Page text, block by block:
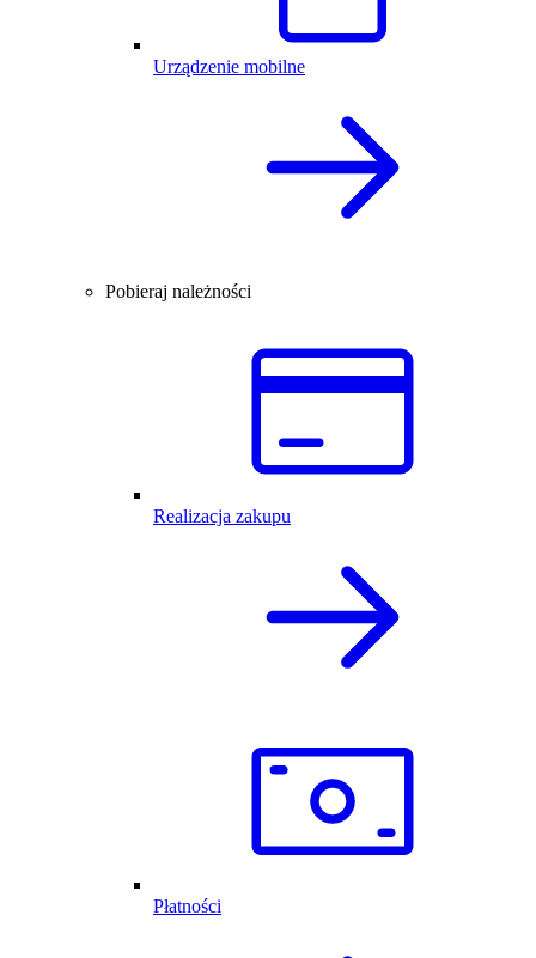
Urządzenie mobilne
Pobieraj należności
Realizacja zakupu
Płatności